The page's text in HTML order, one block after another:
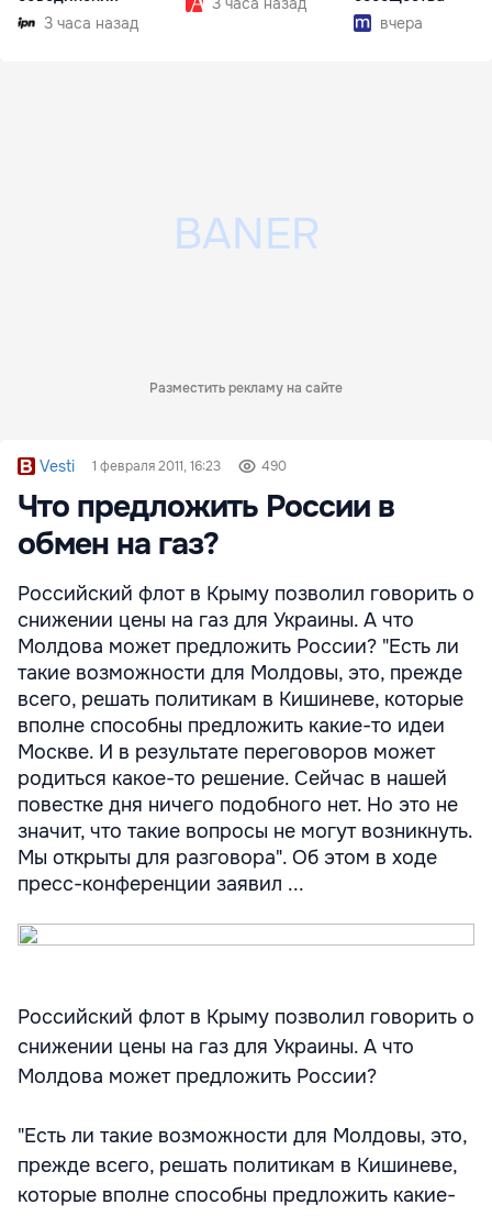
3 часа назад
вчера
Разместить рекламу на сайте
Vesti 1 февраля 2011, 16:23 490
Что предложить России в
обмен на газ?
Российский флот в Крыму позволил говорить о
снижении цены на газ для Украины. А что
Молдова может предложить России? "Есть ли
такие возможности для Молдовы, это, прежде
всего, решать политикам в Кишиневе, которые
вполне способны предложить какие-то идеи
Москве. И в результате переговоров может
родиться какое-то решение. Сейчас в нашей
повестке дня ничего подобного нет. Но это не
значит, что такие вопросы не могут возникнуть.
Мы открыты для разговора". Об этом в ходе
пресс-конференции заявил ...
Российский флот в Крыму позволил говорить о
снижении цены на газ для Украины. А что
Молдова может предложить России?
"Есть ли такие возможности для Молдовы, это,
прежде всего, решать политикам в Кишиневе,
которые вполне способны предложить какие-